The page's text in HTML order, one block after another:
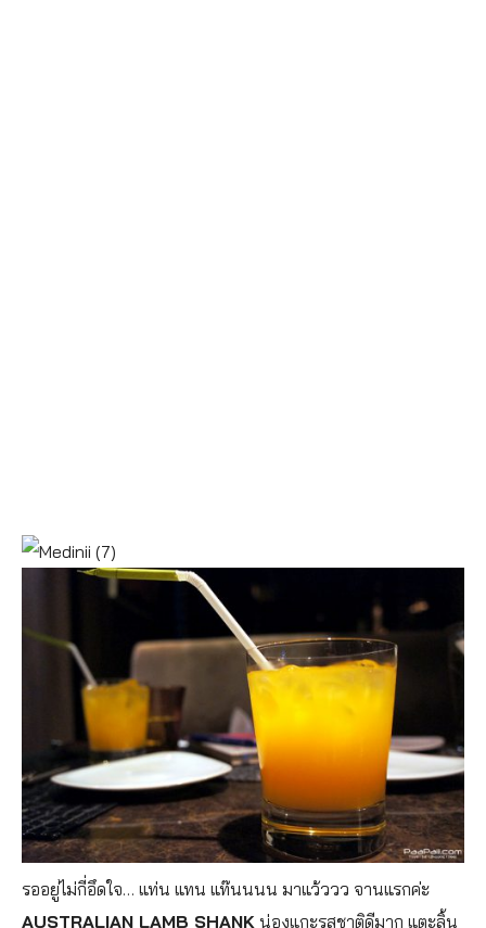
รออยู่ไม่กี่อึดใจ… แท่น แทน แท๊นนนน มาแว้ววว จานแรกค่ะ
AUSTRALIAN LAMB SHANK น่องแกะรสชาติดีมาก แตะลิ้น